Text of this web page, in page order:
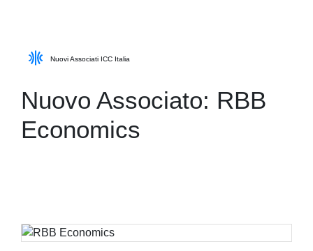
Nuovi Associati ICC Italia
Nuovo Associato: RBB
Economics